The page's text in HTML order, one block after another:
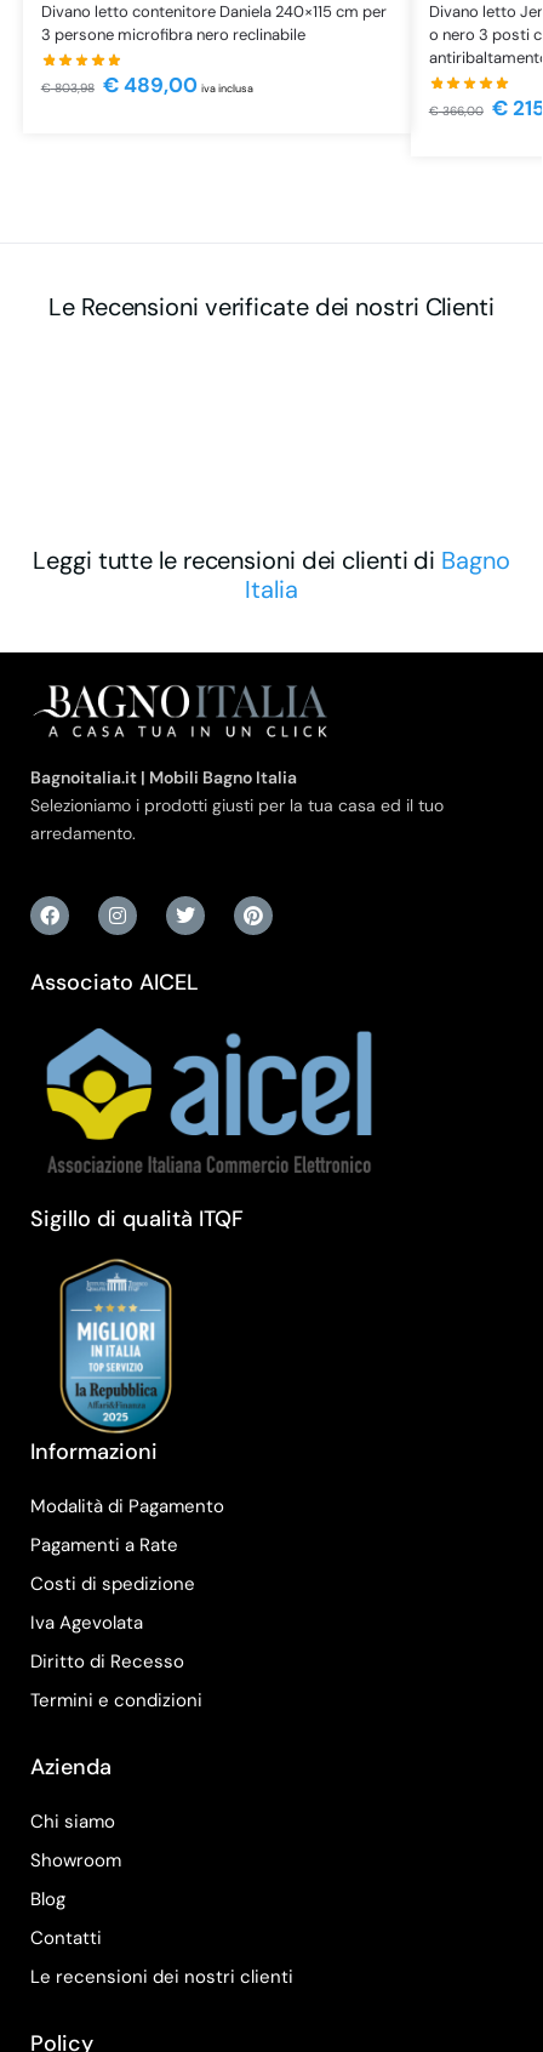
Divano letto contenitore Daniela 240×115 cm per
3 persone microfibra nero reclinabile
€803,98 €489,00 iva inclusa
Divano letto
o nero 3 posti
€366,00 €
Le Recensioni verificate dei nostri Clienti
Leggi tutte le recensioni dei clienti di Bagno
Italia
Bagnoitalia.it | Mobili Bagno Italia
Selezioniamo i prodotti giusti per la tua casa ed il tuo
arredamento.
Associato AICEL
Sigillo di qualità ITQF
Informazioni
Modalità di Pagamento
Pagamenti a Rate
Costi di spedizione
Iva Agevolata
Diritto di Recesso
Termini e condizioni
Azienda
Chi siamo
Showroom
Blog
Contatti
Le recensioni dei nostri clienti
Policy